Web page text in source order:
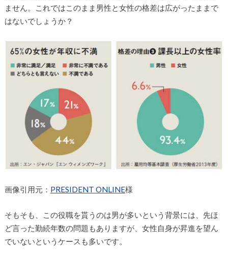
ません。これではこのまま男性と女性の格差は広がったままで
はないでしょうか？
画像引用元： PRESIDENT ONLINE様
そもそも、この役職を貰うのは男が多いという背景には、先ほ
ど言った勤続年数の問題もありますが、女性自身が昇進を望ん
でいないというケースも多いです。